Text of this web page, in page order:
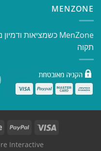
MENZONE
תקוה
Interactive